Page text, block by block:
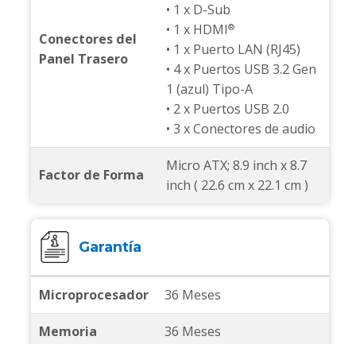
Conectores del
Panel Trasero
• 1 x D-Sub
• 1 x HDMI®
• 1 x Puerto LAN (RJ45)
• 4 x Puertos USB 3.2 Gen
1 (azul) Tipo-A
• 2 x Puertos USB 2.0
• 3 x Conectores de audio
Factor de Forma
Micro ATX; 8.9 inch x 8.7
inch ( 22.6 cm x 22.1 cm )
Garantía
Microprocesador 36 Meses
Memoria 36 Meses